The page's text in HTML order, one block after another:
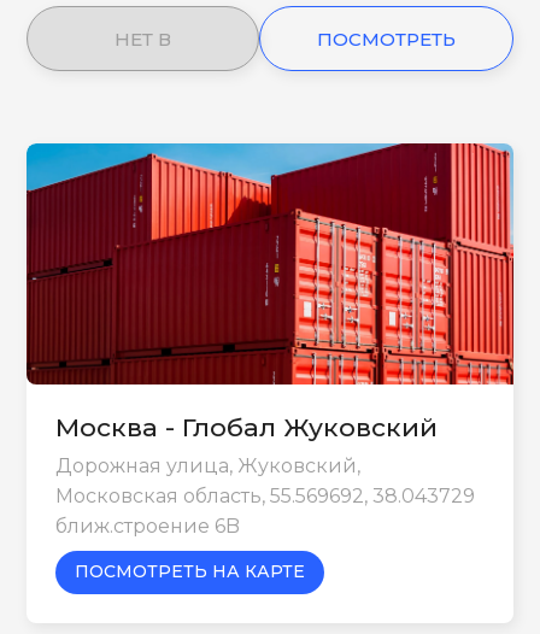
НЕТ В ПОСМОТРЕТЬ
Москва - Глобал Жуковский
Дорожная улица, Жуковский,
Московская область, 55.569692, 38.043729
ближ.строение 6B
ПОСМОТРЕТЬ НА КАРТЕ